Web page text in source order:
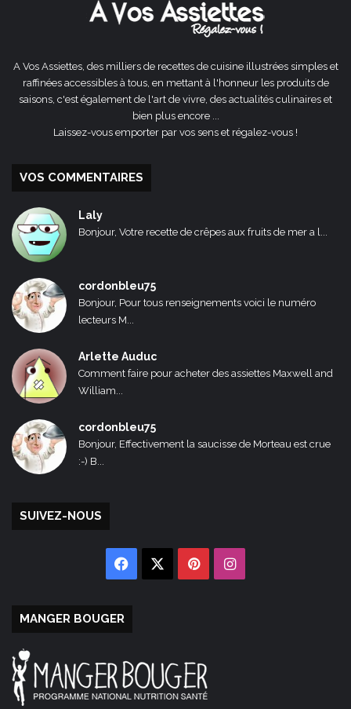
A Vos Assiettes, des milliers de recettes de cuisine illustrées simples et
raffinées accessibles à tous, en mettant à l'honneur les produits de
saisons, c'est également de l'art de vivre, des actualités culinaires et
bien plus encore ...
Laissez-vous emporter par vos sens et régalez-vous !
VOS COMMENTAIRES
Laly
Bonjour, Votre recette de crêpes aux fruits de mer a l...
cordonbleu75
Bonjour, Pour tous renseignements voici le numéro
lecteurs M...
Arlette Auduc
Comment faire pour acheter des assiettes Maxwell and
William...
cordonbleu75
Bonjour, Effectivement la saucisse de Morteau est crue
:-) B...
SUIVEZ-NOUS
Facebook PinterestInstagram
MANGER BOUGER